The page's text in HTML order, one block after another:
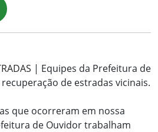
| Equipes da Prefeitura de
de estradas vicinais.
que ocorreram em nossa
de Ouvidor trabalham